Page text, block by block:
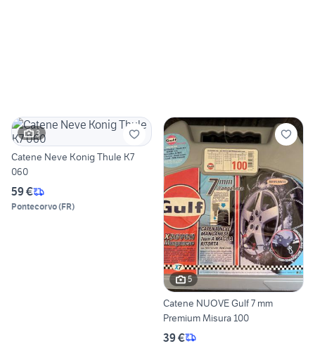
3
Catene Neve Konig Thule K7
060
59 €
Pontecorvo(FR)
5
Catene NUOVE Gulf 7 mm
Premium Misura 100
39 €